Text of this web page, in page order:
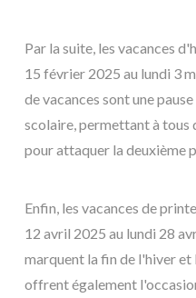
Par la suite, les vacances
15 février 2025 au lundi 3
de vacances sont une
scolaire, permettant à tous
pour attaquer la deuxième
Enfin, les vacances de
12 avril 2025 au lundi 28
marquent la fin de l'hiver et
offrent également